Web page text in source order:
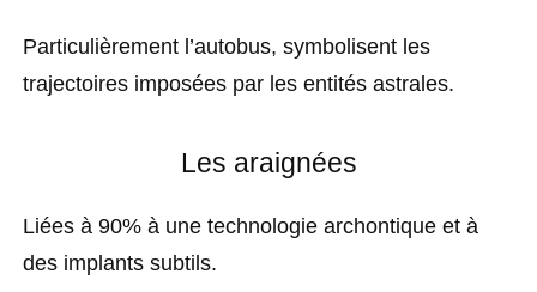
Particulièrement l’autobus, symbolisent les
trajectoires imposées par les entités astrales.
Les araignées
Liées à 90% à une technologie archontique et à
des implants subtils.